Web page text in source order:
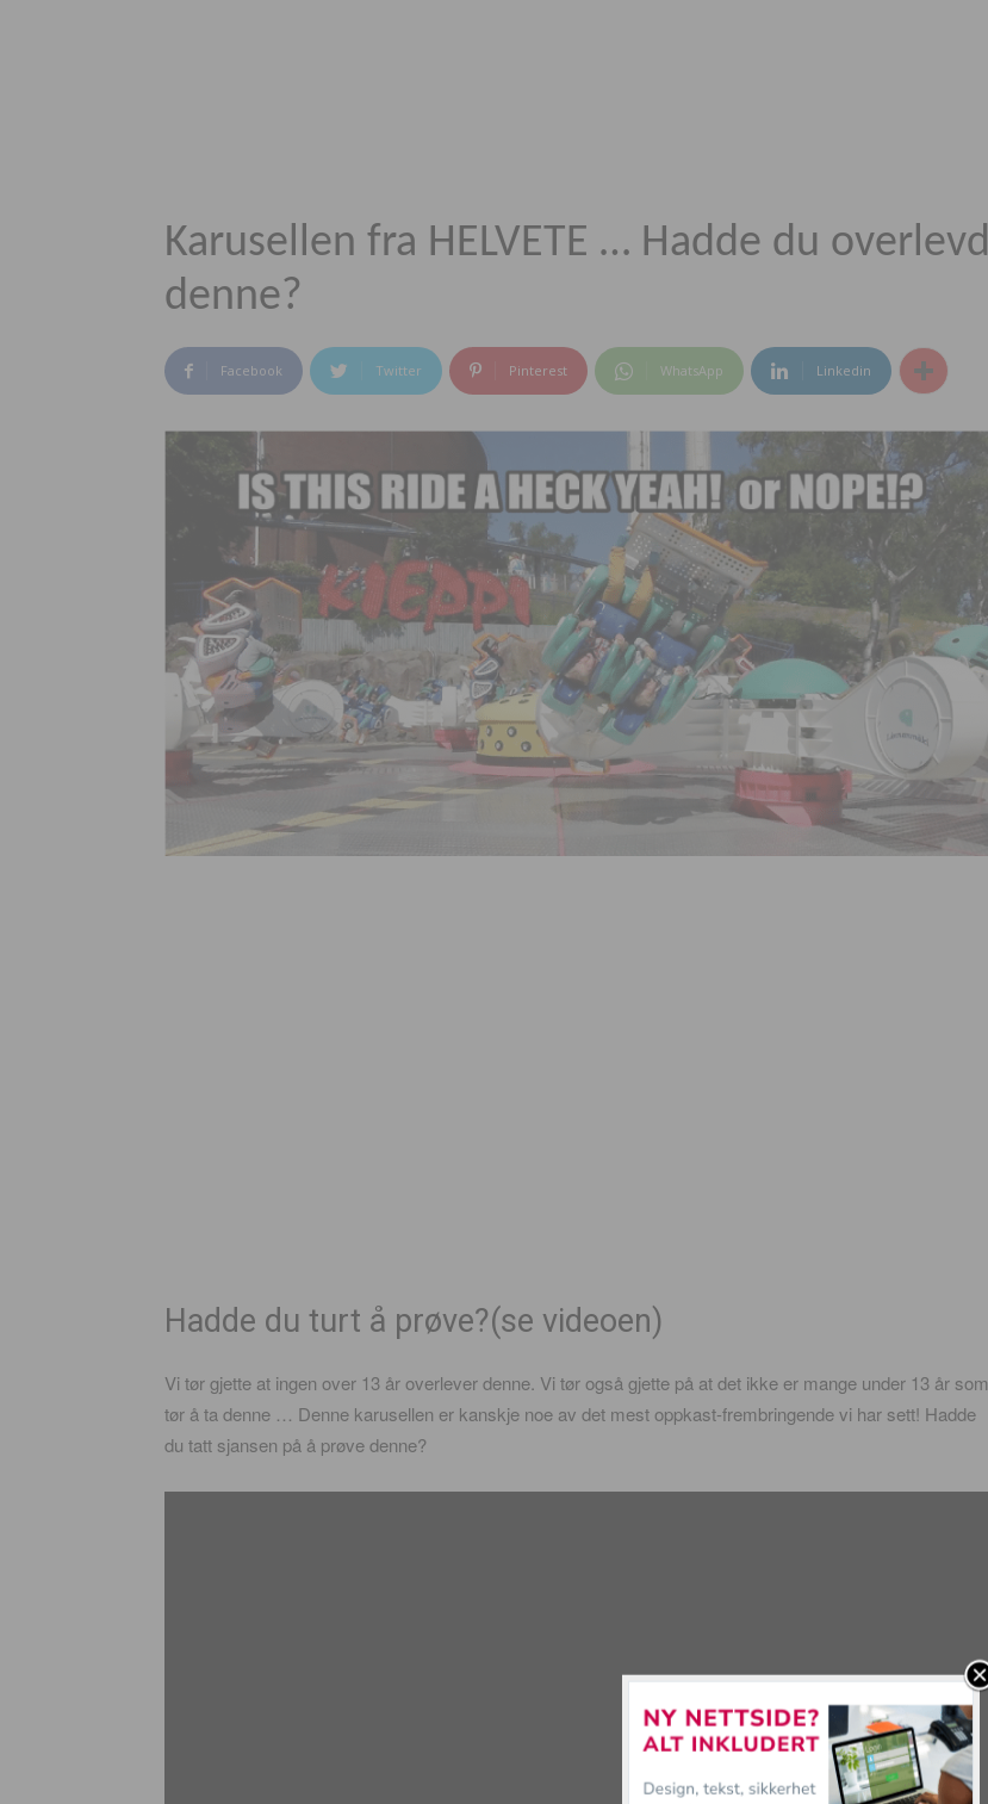
Karusellen fra HELVETE … Hadde du overlevd
denne?
Facebook Twitter Pinterest WhatsApp Linkedin
Hadde du turt å prøve?(se videoen)
Vi tør gjette at ingen over 13 år overlever denne. Vi tør også gjette på at det ikke er mange under 13 år som
tør å ta denne … Denne karusellen er kanskje noe av det mest oppkast-frembringende vi har sett! Hadde
du tatt sjansen på å prøve denne?